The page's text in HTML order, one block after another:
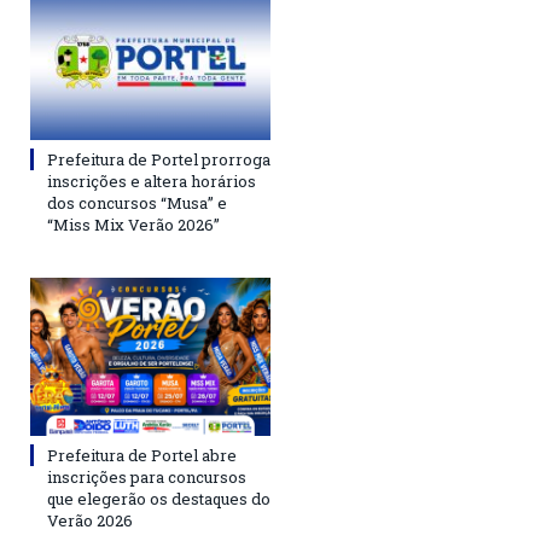
Prefeitura de Portel prorroga
inscrições e altera horários
dos concursos “Musa” e
“Miss Mix Verão 2026”
Prefeitura de Portel abre
inscrições para concursos
que elegerão os destaques do
Verão 2026